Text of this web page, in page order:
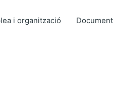
i organització